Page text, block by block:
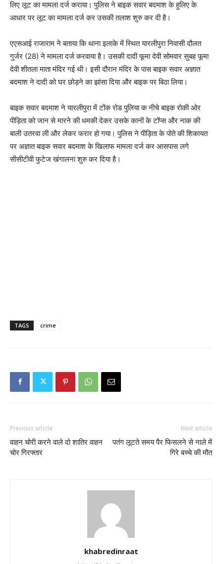
लिए लूट का मामला दर्ज कराया। पुलिस ने बाइक सवार बदमाश के हुलिए के
आधार पर लूट का मामला दर्ज कर उसकी तलाश शुरु कर दी है।
एएसआई राजाराम ने बताया कि थाना इलाके में स्थित यारलीपुरा निवासी दौलत
गुर्जर (28) ने मामला दर्ज करवाया है। उसकी दादी फूमा देवी सोमवार सुबह फूमा
देवी शीतला माता मंदिर गई थी। इसी दौरान मंदिर के पास बाइक सवार अज्ञात
बदमाश ने दादी को घर छोड़ने का झांसा दिया और बाइक पर बिठा लिया।
बाइक सवार बदमाश ने यारलीपुरा में टोंक रोड पुलिया क नीचे बाइक रोकी ओर
पीड़िता को जान से मारने की धमकी देकर उसके कानों के टॉप्स और नाक की
बाली उतरवा ली और लेकर फरार हो गया। पुलिस ने पीड़िता के पोते की शिकायत
पर अज्ञात बाइक सवार बदमाश के खिलाफ मामला दर्ज कर आसपास लगे
सीसीटीवी फुटेज खंगालना शुरु कर दिया है।
TAGS crime
Previous article
वाहन चोरी करने वाले दो शातिर वाहन
चोर गिरफ्तार
Next article
पतंग लूटते समय पैर फिसलने से नाले में
गिरे बच्चे की मौत
khabredinraat